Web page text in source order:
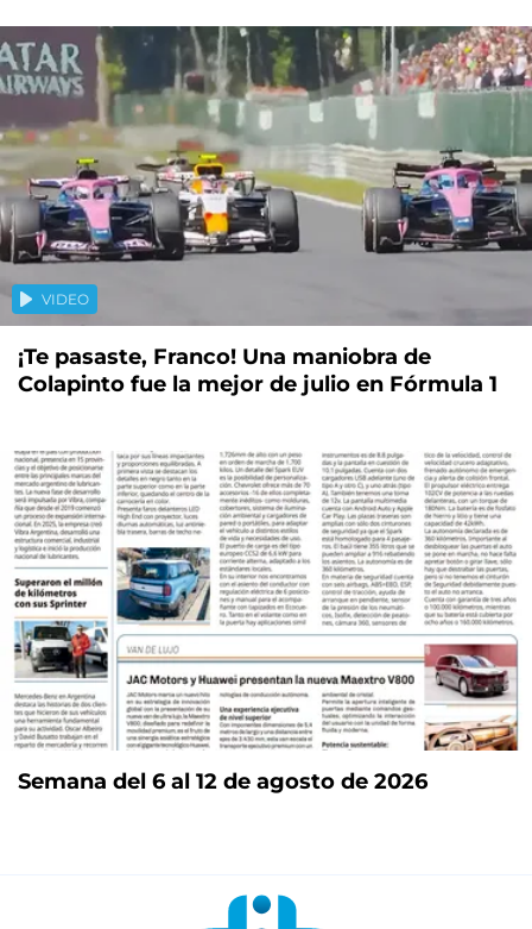
VIDEO
¡Te pasaste, Franco! Una maniobra de
Colapinto fue la mejor de julio en Fórmula 1
Semana del 6 al 12 de agosto de 2026